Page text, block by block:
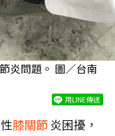
炎問題。 圖／台南
用LINE傳送
膝關節炎困擾，